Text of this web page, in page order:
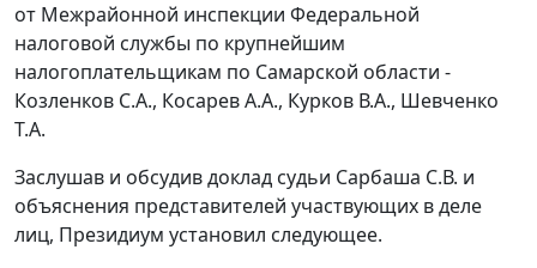
от Межрайонной инспекции Федеральной
налоговой службы по крупнейшим
налогоплательщикам по Самарской области -
Козленков С.А., Косарев А.А., Курков В.А., Шевченко
Т.А.
Заслушав и обсудив доклад судьи Сарбаша С.В. и
объяснения представителей участвующих в деле
лиц, Президиум установил следующее.